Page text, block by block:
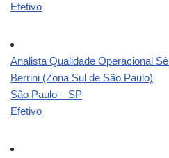
Efetivo
Analista Qualidade Operacional
Berrini (Zona Sul de São Paulo)
São Paulo – SP
Efetivo